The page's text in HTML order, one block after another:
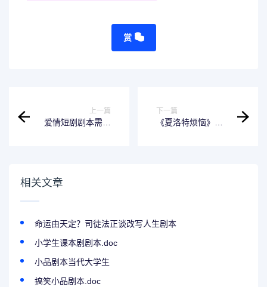
赏
上一篇
爱情短剧剧本需要
下一篇
《夏洛特烦恼》：
相关文章
命运由天定？司徒法正谈改写人生剧本
小学生课本剧剧本.doc
小品剧本当代大学生
搞笑小品剧本.doc